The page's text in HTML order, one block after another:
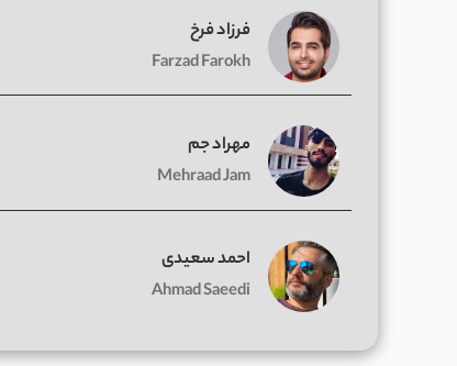
فرزاد فرخ
Farzad Farokh
مهراد جم
Mehraad Jam
احمد سعیدی
Ahmad Saeedi